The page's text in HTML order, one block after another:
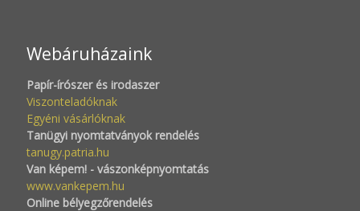
Webáruházaink
Papír-írószer és irodaszer
Viszonteladóknak
Egyéni vásárlóknak
Tanügyi nyomtatványok rendelés
tanugy.patria.hu
Van képem! - vászonképnyomtatás
www.vankepem.hu
Online bélyegzőrendelés